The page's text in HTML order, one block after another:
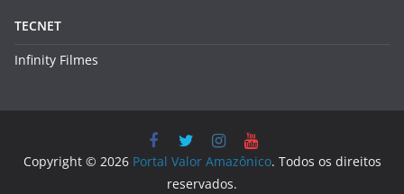
TECNET
Infinity Filmes
Copyright © 2026 Portal Valor Amazônico. Todos os direitos
reservados.